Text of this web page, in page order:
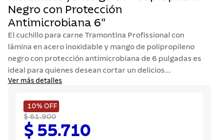
Negro con Protección
Antimicrobiana 6"
El cuchillo para carne Tramontina Profissional con
lámina en acero inoxidable y mango de polipropileno
negro con protección antimicrobiana de 6 pulgadas es
ideal para quienes desean cortar un delicios...
Ver más detalles
10% OFF
$ 61.900
$ 55.710
4.
lavaplatos
5.
ollas
6.
acero inoxidable
7.
sartenes
8.
juego cuchillos
cuchillo
10. olla